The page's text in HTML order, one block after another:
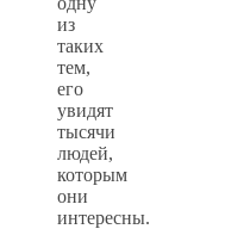
из
таких
тем,
его
увидят
тысячи
людей,
которым
они
интересны.